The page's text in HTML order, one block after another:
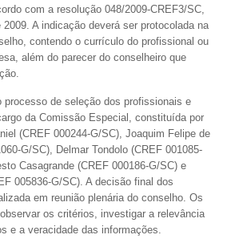
com a resolução 048/2009-CREF3/SC,
2009. A indicação deverá ser protocolada na
contendo o currículo do profissional ou
além do parecer do conselheiro que
processo de seleção dos profissionais e
da Comissão Especial, constituída por
(CREF 000244-G/SC), Joaquim Felipe de
G/SC), Delmar Tondolo (CREF 001085-
Casagrande (CREF 000186-G/SC) e
005836-G/SC). A decisão final dos
em reunião plenária do conselho. Os
os critérios, investigar a relevância
e a veracidade das informações.